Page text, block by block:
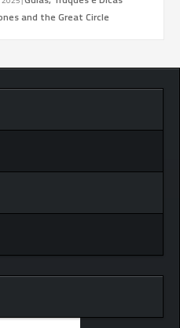
and the Great Circle